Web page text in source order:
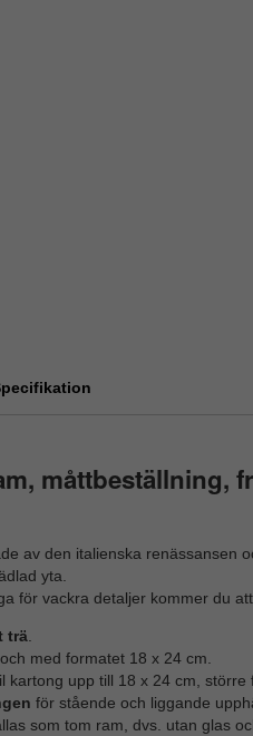
måttbeställning,
av den italienska renässansen
yta.
för vackra detaljer kommer du
trä
med formatet 18 x 24 cm.
kartong upp till 18 x 24 cm, större
för stående och liggande
som tom ram, dvs. utan glas